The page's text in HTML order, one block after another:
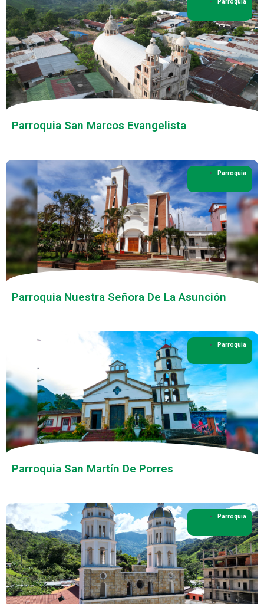
Parroquia
Parroquia San Marcos Evangelista
Parroquia
Parroquia Nuestra Señora De La Asunción
Parroquia
Parroquia San Martín De Porres
Parroquia